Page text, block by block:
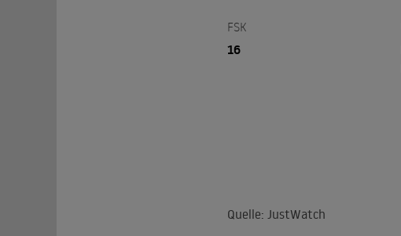
FSK
16
Quelle: JustWatch